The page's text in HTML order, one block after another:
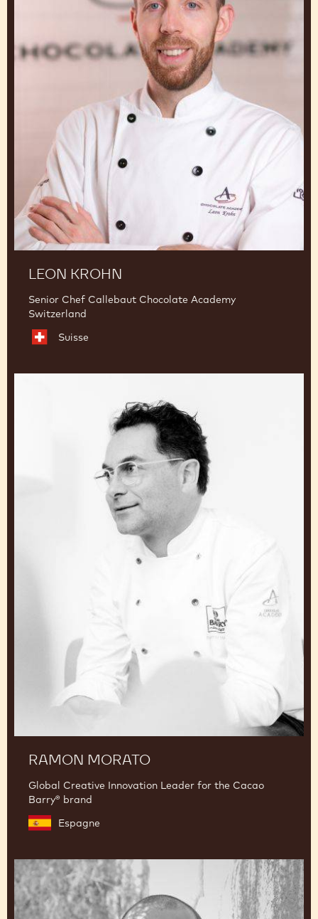
LEON KROHN
Senior Chef Callebaut Chocolate Academy
Switzerland
Suisse
RAMON MORATO
Global Creative Innovation Leader for the Cacao
Barry® brand
Espagne
Francisco
Migoya